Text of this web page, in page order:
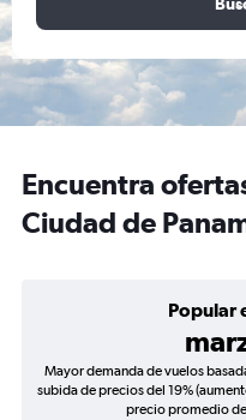
Encuentra
Ciudad de
Popular
Mayor demanda de vuelos
subida de precios del 19%
precio promedio